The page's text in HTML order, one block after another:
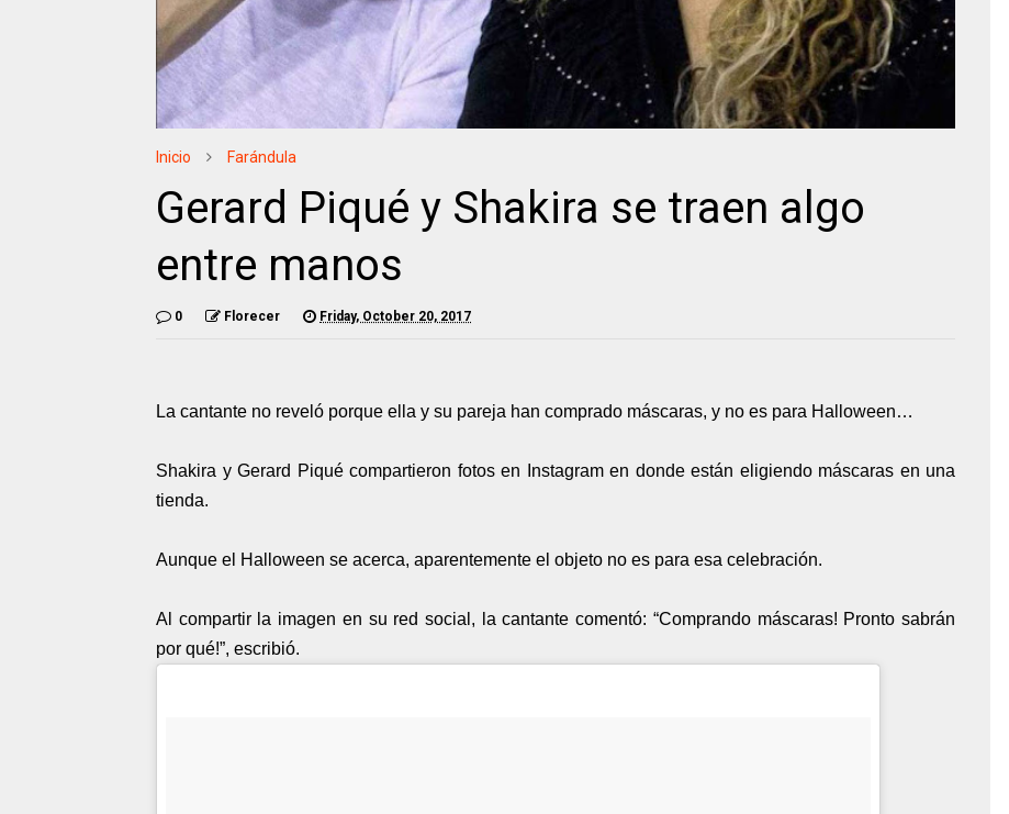
Inicio Farándula
Gerard Piqué y Shakira se traen algo
entre manos
0 Florecer Friday, October 20, 2017
La cantante no reveló porque ella y su pareja han comprado máscaras, y no es para Halloween…
Shakira y Gerard Piqué compartieron fotos en Instagram en donde están eligiendo máscaras en una
tienda.
Aunque el Halloween se acerca, aparentemente el objeto no es para esa celebración.
Al compartir la imagen en su red social, la cantante comentó: “Comprando máscaras! Pronto sabrán
por qué!”, escribió.